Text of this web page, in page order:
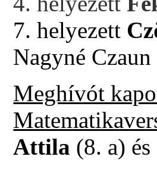
7. helyezett
Nagyné
Meghívót
Attila (8. a) és